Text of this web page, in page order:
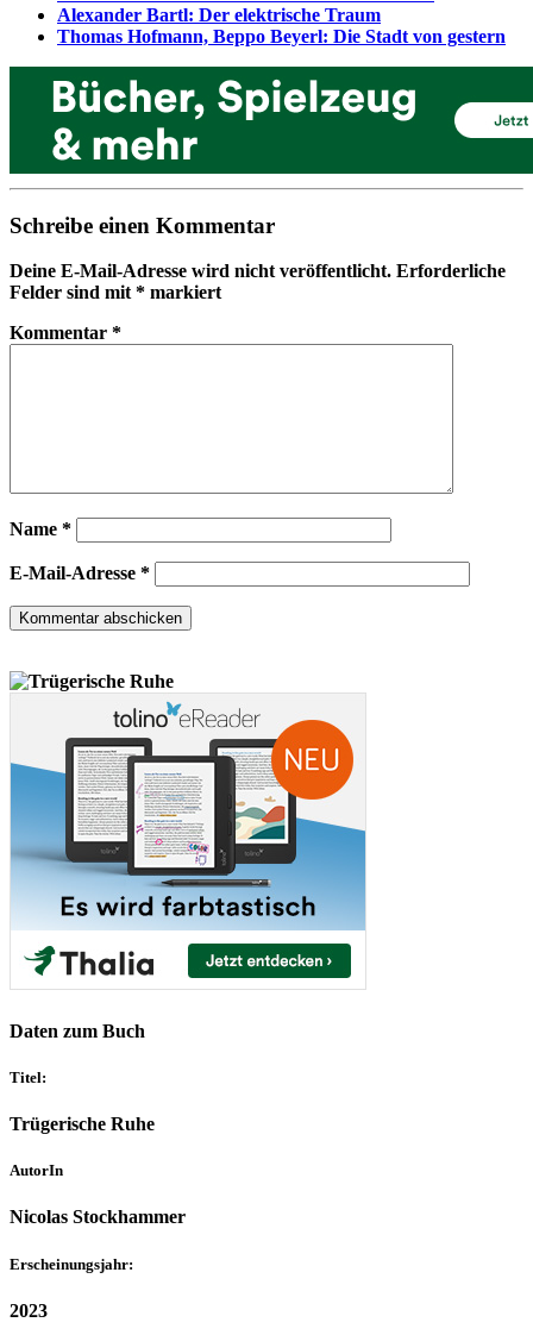
Alexander Bartl: Der elektrische Traum
Thomas Hofmann, Beppo Beyerl: Die Stadt von gestern
Schreibe einen Kommentar
Deine E-Mail-Adresse wird nicht veröffentlicht. Erforderliche
Felder sind mit* markiert
Kommentar *
Name *
E-Mail-Adresse *
Daten zum Buch
Titel:
Trügerische Ruhe
AutorIn
Nicolas Stockhammer
Erscheinungsjahr:
2023